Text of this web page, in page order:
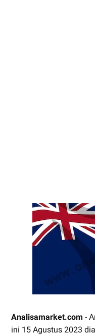
Analisamarket.com -
ini 15 Agustus 2023